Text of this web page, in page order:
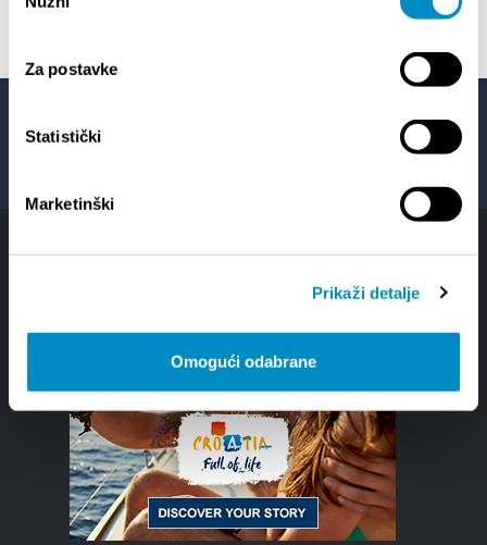
pristanka
Za postavke
Statistički
Marketinški
Prikaži detalje
Omogući odabrane
Facebook